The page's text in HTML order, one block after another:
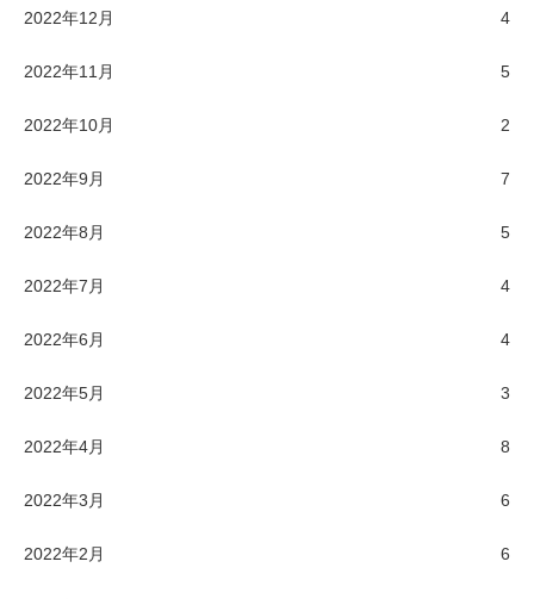
2022年12月 4
2022年11月 5
2022年10月 2
2022年9月 7
2022年8月 5
2022年7月 4
2022年6月 4
2022年5月 3
2022年4月 8
2022年3月 6
2022年2月 6